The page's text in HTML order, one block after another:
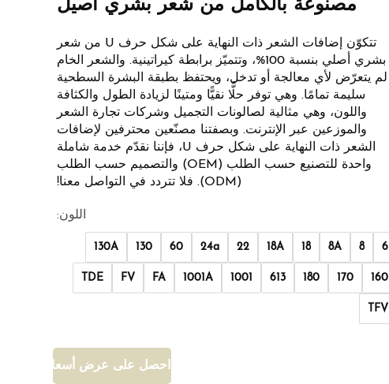
مصنوعة بالكامل من شعر بشري أصيل
تتكوّن إضافات الشعر ذات النهاية على شكل حرف U من شعر
بشري أصلي بنسبة 100%، وتتميّز برابطة كيراتينية. والشعر الخام
لم يتعرّض لأي معالجة أو تدخل، ويحتفظ بطبقة البشرة السطحية
سليمة تمامًا. وهي توفر حلًّا نقيًّا ومتينًا لزيادة الطول والكثافة
واللون، وهي مثالية لصالونات التجميل وشركات تجارة الشعر
والموزعين عبر الإنترنت. وبصفتنا مصنّعين محترفين لإضافات
الشعر ذات النهاية على شكل حرف U، فإننا نقدّم خدمة شاملة
واحدة للتصنيع حسب الطلب (OEM) والتصميم حسب الطلب
(ODM). فلا تتردد في التواصل معنا!
اللون:
6
8
8A
18
18A
22
24a
60
130
130A
160
170
180
613
1001
1001A
FA
FV
TDE
TFV
احصل على عرض أسعار